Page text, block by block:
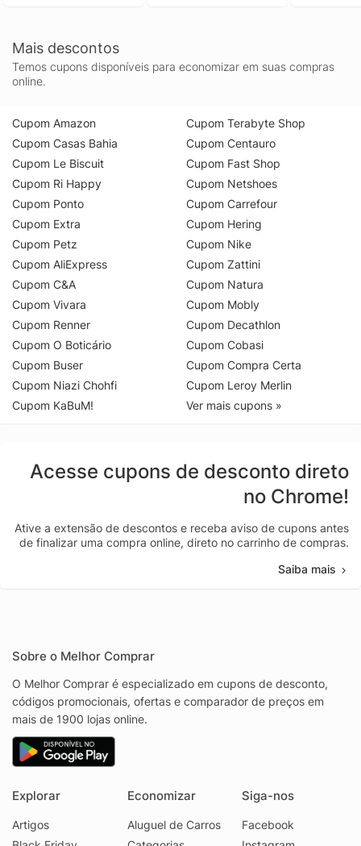
Mais descontos
Temos cupons disponíveis para economizar em suas compras
online.
Cupom Amazon
Cupom Casas Bahia
Cupom Le Biscuit
Cupom Ri Happy
Cupom Ponto
Cupom Extra
Cupom Petz
Cupom AliExpress
Cupom C&A
Cupom Vivara
Cupom Renner
Cupom O Boticário
Cupom Buser
Cupom Niazi Chohfi
Cupom KaBuM!
Cupom Terabyte Shop
Cupom Centauro
Cupom Fast Shop
Cupom Netshoes
Cupom Carrefour
Cupom Hering
Cupom Nike
Cupom Zattini
Cupom Natura
Cupom Mobly
Cupom Decathlon
Cupom Cobasi
Cupom Compra Certa
Cupom Leroy Merlin
Ver mais cupons »
Acesse cupons de desconto direto
no Chrome!
Ative a extensão de descontos e receba aviso de cupons antes
de finalizar uma compra online, direto no carrinho de compras.
Saiba mais
Sobre o Melhor Comprar
O Melhor Comprar é especializado em cupons de desconto,
códigos promocionais, ofertas e comparador de preços em
mais de 1900 lojas online.
Explorar
Artigos
Economizar
Aluguel de Carros
Siga-nos
Facebook